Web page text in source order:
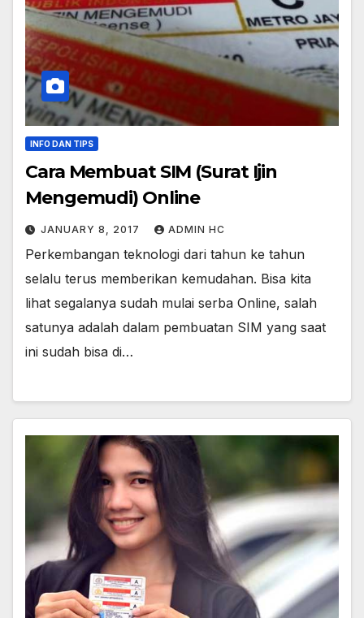
INFO DAN TIPS
Cara Membuat SIM (Surat Ijin
Mengemudi) Online
JANUARY 8, 2017 ADMIN HC
Perkembangan teknologi dari tahun ke tahun
selalu terus memberikan kemudahan. Bisa kita
lihat segalanya sudah mulai serba Online, salah
satunya adalah dalam pembuatan SIM yang saat
ini sudah bisa di…